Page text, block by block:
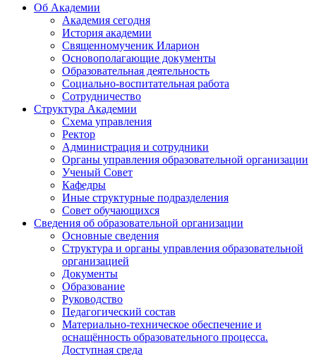
Об Академии
Академия сегодня
История академии
Священномученик Иларион
Основополагающие документы
Образовательная деятельность
Социально-воспитательная работа
Сотрудничество
Структура Академии
Схема управления
Ректор
Администрация и сотрудники
Органы управления образовательной организации
Ученый Совет
Кафедры
Иные структурные подразделения
Совет обучающихся
Сведения об образовательной организации
Основные сведения
Структура и органы управления образовательной
организацией
Документы
Образование
Руководство
Педагогический состав
Материально-техническое обеспечение и
оснащённость образовательного процесса.
Доступная среда